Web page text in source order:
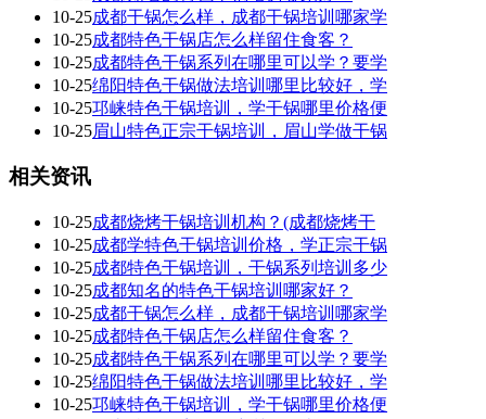
10-25成都干锅怎么样，成都干锅培训哪家学
10-25成都特色干锅店怎么样留住食客？
10-25成都特色干锅系列在哪里可以学？要学
10-25绵阳特色干锅做法培训哪里比较好，学
10-25邛崃特色干锅培训，学干锅哪里价格便
10-25眉山特色正宗干锅培训，眉山学做干锅
相关资讯
10-25成都烧烤干锅培训机构？(成都烧烤干
10-25成都学特色干锅培训价格，学正宗干锅
10-25成都特色干锅培训，干锅系列培训多少
10-25成都知名的特色干锅培训哪家好？
10-25成都干锅怎么样，成都干锅培训哪家学
10-25成都特色干锅店怎么样留住食客？
10-25成都特色干锅系列在哪里可以学？要学
10-25绵阳特色干锅做法培训哪里比较好，学
10-25邛崃特色干锅培训，学干锅哪里价格便